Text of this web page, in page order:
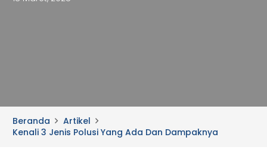
Beranda
Artikel
Kenali 3 Jenis Polusi Yang Ada Dan Dampaknya